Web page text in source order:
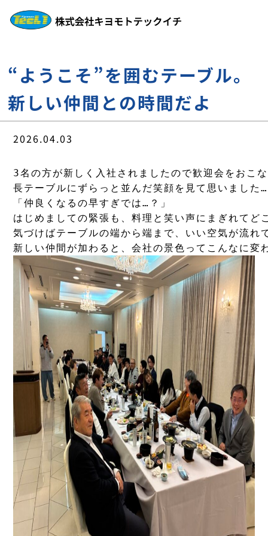
“ようこそ”を囲むテーブル。
新しい仲間との時間だよ
2026.04.03
3名の方が新しく入社されましたので歓迎会をおこ
長テーブルにずらっと並んだ笑顔を見て思いました…
「仲良くなるの早すぎでは…？」
はじめましての緊張も、料理と笑い声にまぎれてど
気づけばテーブルの端から端まで、いい空気が流れ
新しい仲間が加わると、会社の景色ってこんなに変